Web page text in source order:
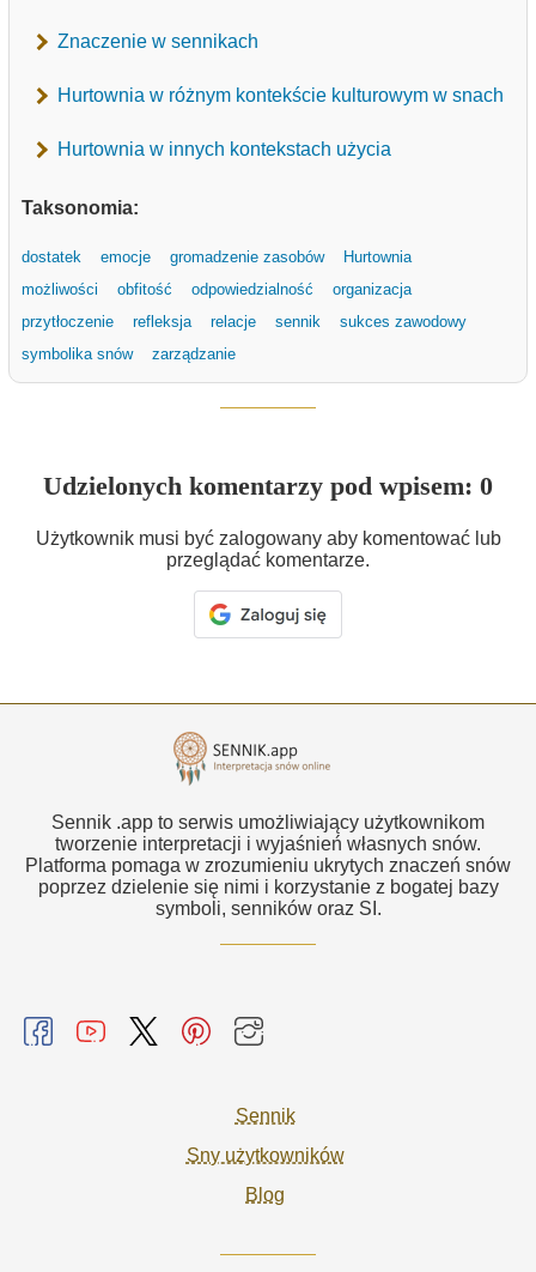
Znaczenie w sennikach
Hurtownia w różnym kontekście kulturowym w snach
Hurtownia w innych kontekstach użycia
Taksonomia:
dostatek emocje gromadzenie zasobów
Hurtownia
możliwości
obfitość odpowiedzialność
organizacja
przytłoczenie
refleksja relacje sennik
sukces zawodowy
symbolika snów
zarządzanie
Udzielonych komentarzy pod wpisem: 0
Użytkownik musi być zalogowany aby komentować lub
przeglądać komentarze.
Sennik .app to serwis umożliwiający użytkownikom
tworzenie interpretacji i wyjaśnień własnych snów.
Platforma pomaga w zrozumieniu ukrytych znaczeń snów
poprzez dzielenie się nimi i korzystanie z bogatej bazy
symboli, senników oraz SI.
Sennik
Sny użytkowników
Blog